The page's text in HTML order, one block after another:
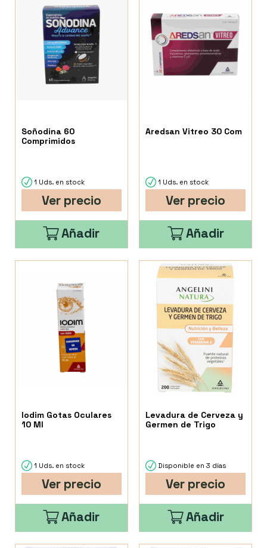
Soñodina 60
Comprimidos
1 Uds. en stock
Ver precio
Añadir
Aredsan Vitreo 30 Com
1 Uds. en stock
Ver precio
Añadir
Iodim Gotas Oculares
10 Ml
1 Uds. en stock
Ver precio
Añadir
Levadura de Cerveza y
Germen de Trigo
Disponible en 3 días
Ver precio
Añadir